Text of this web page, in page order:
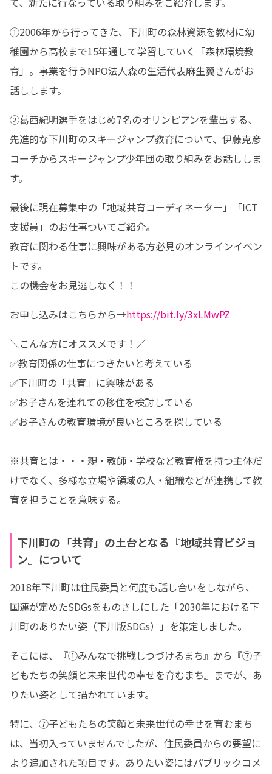
①2006年から行ってきた、下川町の森林資源を教材に幼
稚園から高校まで15年通して学習していく「森林環境教
育」。事業を行うNPO法人森の生活代表麻生翼さんがお
話しします。
②葛西紀明選手をはじめ7名のオリンピアンを輩出する、
先進的な下川町のスキージャンプ教育について、伊藤克彦
コーチからスキージャンプ少年団の取り組みをお話ししま
す。
最後に現在募集中の「地域共育コーディネーター」「ICT
支援員」のお仕事ついてご紹介。
教育に関わる仕事に興味がある方必見のオンラインイベン
トです。
この機会をお見逃しなく！！
お申し込みはこちらから→https://bit.ly/3xLMwPZ
＼こんな方にオススメです！／
✅教育関係の仕事につきたいと考えている
✅下川町の「共育」に興味がある
✅お子さんを連れての移住を検討している
✅お子さんの教育環境が良いところを探している
※共育とは・・・親・教師・学校など教育権を持つ主体だ
けでなく、多様な立場や領域の人・組織などが連携して教
育を担うことを意味する。
下川町の「共育」の土台となる『地域共育ビジョ
ン』について
2018年下川町は住民委員と何度も話し合いをしながら、
国連が定めたSDGsをものさしにした「2030年における下
川町のありたい姿（下川版SDGs）」を策定しました。
そこには、『①みんなで挑戦しつづけるまち』から『⑦子
どもたちの笑顔と未来世代の幸せを育むまち』までが、あ
りたい姿として描かれています。
特に、⑦子どもたちの笑顔と未来世代の幸せを育むまち
は、当初入っていませんでしたが、住民委員からの要望に
より追加された項目です。ありたい姿にはパブリックコメ